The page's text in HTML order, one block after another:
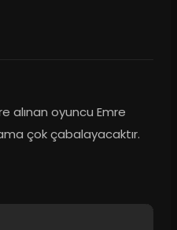
alınan oyuncu Emre
çok çabalayacaktır.